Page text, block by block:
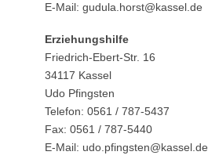
E-Mail: gudula.horst@kassel.de
Erziehungshilfe
Friedrich-Ebert-Str. 16
34117 Kassel
Udo Pfingsten
Telefon: 0561 / 787-5437
Fax: 0561 / 787-5440
E-Mail: udo.pfingsten@kassel.de